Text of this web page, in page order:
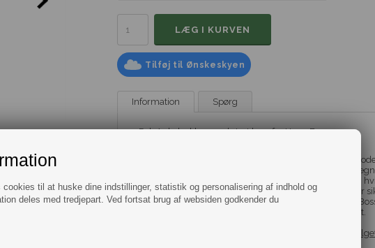
cookies til at huske dine indstillinger, statistik og personalisering af indhold og
deles med tredjepart. Ved fortsat brug af websiden godkender du
Tilføj til Ønskeskyen
Information Spørg
2 Pak Ankelsokker med stort logo fra Hugo Boss.
er en trendy og
Disse sokker har en lav ankelhøjde, hvilket gør dem
har det iøjnefaldende BOSS-logo i en markant størrelse,
udtryk. Sokkerne er lavet af materialer af høj kvalitet, der
åndbarhed. Disse ankelsokker med stort logo fra Hugo
ønsker at kombinere stil og komfort i deres daglige outfit.
Ankelsokker - Her er